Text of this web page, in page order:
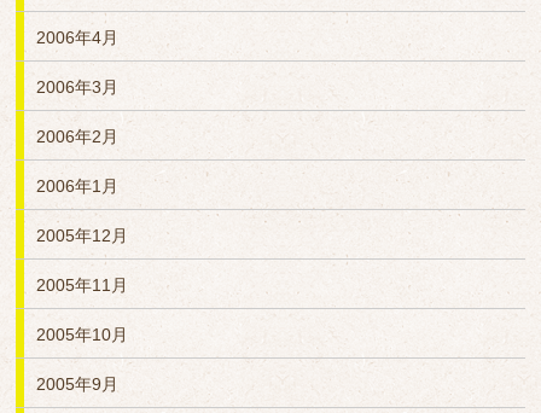
2006年4月
2006年3月
2006年2月
2006年1月
2005年12月
2005年11月
2005年10月
2005年9月